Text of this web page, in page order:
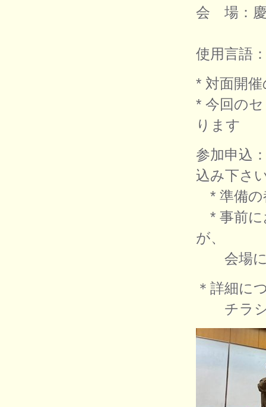
会 場：慶
使用言語
* 対面開
* 今回の
ります
参加申込
込み下さ
* 準備の
* 事前に
が、
会場に
＊詳細に
チラシ